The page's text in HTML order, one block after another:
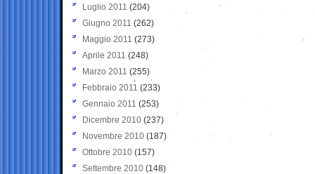
Luglio 2011 (204)
Giugno 2011 (262)
Maggio 2011 (273)
Aprile 2011 (248)
Marzo 2011 (255)
Febbraio 2011 (233)
Gennaio 2011 (253)
Dicembre 2010 (237)
Novembre 2010 (187)
Ottobre 2010 (157)
Settembre 2010 (148)